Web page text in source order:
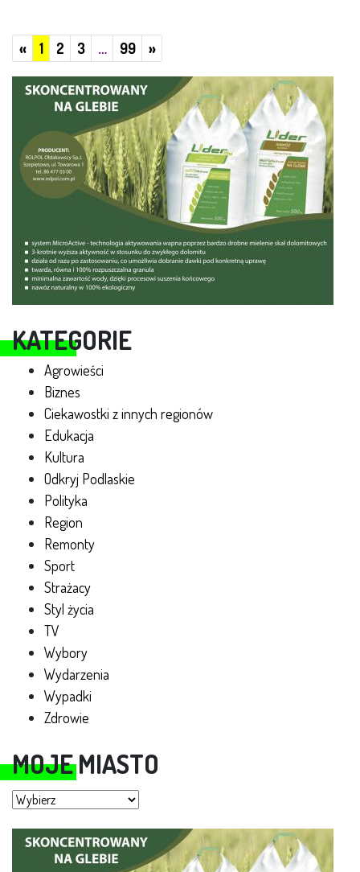
KATEGORIE
Agrowieści
Biznes
Ciekawostki z innych regionów
Edukacja
Kultura
Odkryj Podlaskie
Polityka
Region
Remonty
Sport
Strażacy
Styl życia
TV
Wybory
Wydarzenia
Wypadki
Zdrowie
MOJE MIASTO
Moje miasto
«Poprzednie
1 2 3 … 99 »Następne